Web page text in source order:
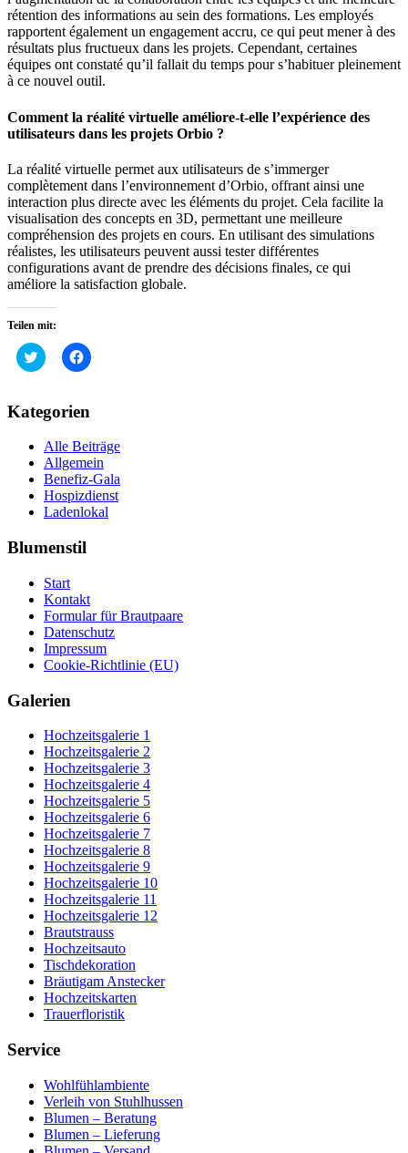
rétention des informations au sein des formations. Les employés
rapportent également un engagement accru, ce qui peut mener à des
résultats plus fructueux dans les projets. Cependant, certaines
équipes ont constaté qu’il fallait du temps pour s’habituer pleinement
à ce nouvel outil.
Comment la réalité virtuelle améliore-t-elle l’expérience des
utilisateurs dans les projets Orbio ?
La réalité virtuelle permet aux utilisateurs de s’immerger
complètement dans l’environnement d’Orbio, offrant ainsi une
interaction plus directe avec les éléments du projet. Cela facilite la
visualisation des concepts en 3D, permettant une meilleure
compréhension des projets en cours. En utilisant des simulations
réalistes, les utilisateurs peuvent aussi tester différentes
configurations avant de prendre des décisions finales, ce qui
améliore la satisfaction globale.
Teilen mit:
Klick,
um
teilen
(Wird
in
neuem
Fenster
geöffnet)
Klick,
um
teilen
in
neuem
Fenster
geöffnet)
Kategorien
Alle Beiträge
Allgemein
Benefiz-Gala
Hospizdienst
Ladenlokal
Blumenstil
Start
Kontakt
Formular für Brautpaare
Datenschutz
Impressum
Cookie-Richtlinie (EU)
Galerien
Hochzeitsgalerie 1
Hochzeitsgalerie 2
Hochzeitsgalerie 3
Hochzeitsgalerie 4
Hochzeitsgalerie 5
Hochzeitsgalerie 6
Hochzeitsgalerie 7
Hochzeitsgalerie 8
Hochzeitsgalerie 9
Hochzeitsgalerie 10
Hochzeitsgalerie 11
Hochzeitsgalerie 12
Brautstrauss
Hochzeitsauto
Tischdekoration
Bräutigam Anstecker
Hochzeitskarten
Trauerfloristik
Service
Wohlfühlambiente
Verleih von Stuhlhussen
Blumen – Beratung
Blumen – Lieferung